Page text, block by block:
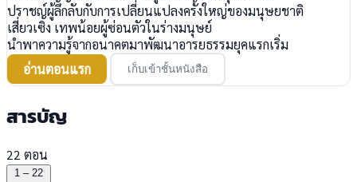
ปราชญ์ผู้ลึกลับกับการเปลี่ยนแปลงครั้งใหญ่ของมนุษยชาติ
เสี่ยวเซิง เทพน้อยผู้ซ่อนตัวในร่างมนุษย์
นำพาความรู้จากอนาคตมาพัฒนาอารยธรรมยุคแรกเริ่ม
อ่านตอนแรก
เก็บเข้าชั้นหนังสือ
สารบัญ
22 ตอน
1 – 22